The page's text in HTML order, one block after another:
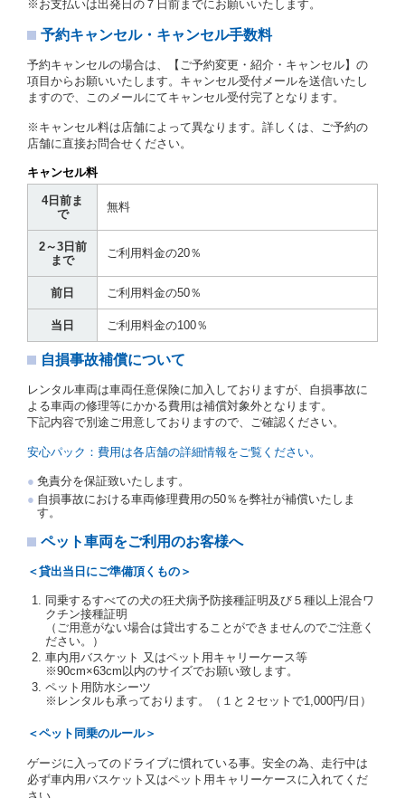
とします。
第３章／貸 渡 し
第７条（貸渡契約の締結）
借受人は第２条第１項に定める借受条件を明示し、当
貸渡契約を締結するものとします。ただし、貸し渡す
ことができるレンタカーがない場合又は借受人若しく
は運転者が第８条第１項若しくは第２項各号のいずれ
かに該当する場合を除きます。
貸渡契約を締結した場合、借受人は当社に第１0条第
１項に定める貸渡料金を支払うものとします。
運転者の義務と定められた事項を遵守するものとしま
す。
当社は、監督官庁の基本通達（注１）に基づき、貸渡
運転者の氏名、住所、運転免許の種類及び運転免許証
写しを添付するため、貸渡契約の締結にあたり、借受
人に対し、借受人の指定する運転者（以下「運転者」
といいます。）の運転免許証の提示を求めるほか、そ
の写しの提出を求めることがあります。この場合、借
受人は、自己が運転者であるときは自己の運転免許証
の運転免許証を提示するものとします。
交通局長通達「レンタカーに関する基本通達」（自
旅第138号 平成7年6月13日）の２．(10)及び(11)の
注２）運転免許証とは、道路交通法第９２条に規定
される運転免許証のうち、道路交通法施行規則第１
９条別記様式第１４の書式の運転免許証をいいま
す。
当社は、貸渡契約の締結にあたり、借受人及び運転者
に対し、運転免許証のほかに本人確認ができる書類の
提示を求め、及び提出された書類の写しをとることが
あります。
当社は、貸渡契約の締結にあたり、借受期間中に借受
人及び運転者と連絡するための携帯電話番号等の告知
を求めます。
レジットカード若しくは現金による支払いを求め、又
借受人は契約後の借受期間の延長はできないものとし
ます。
※お支払いは出発日の７日前までにお願いいたします。
予約キャンセル・キャンセル手数料
予約キャンセルの場合は、【ご予約変更・紹介・キャンセル】の
項目からお願いいたします。キャンセル受付メールを送信いたし
ますので、このメールにてキャンセル受付完了となります。
※キャンセル料は店舗によって異なります。詳しくは、ご予約の
店舗に直接お問合せください。
キャンセル料
4日前ま
で
無料
2～3日前
まで
ご利用料金の20％
前日 ご利用料金の50％
当日 ご利用料金の100％
自損事故補償について
レンタル車両は車両任意保険に加入しておりますが、自損事故に
よる車両の修理等にかかる費用は補償対象外となります。
下記内容で別途ご用意しておりますので、ご確認ください。
安心パック：費用は各店舗の詳細情報をご覧ください。
免責分を保証致いたします。
自損事故における車両修理費用の50％を弊社が補償いたしま
す。
ペット車両をご利用のお客様へ
＜貸出当日にご準備頂くもの＞
同乗するすべての犬の狂犬病予防接種証明及び５種以上混合ワ
クチン接種証明
（ご用意がない場合は貸出することができませんのでご注意く
ださい。）
車内用バスケット 又はペット用キャリーケース等
※90cm×63cm以内のサイズでお願い致します。
ペット用防水シーツ
※レンタルも承っております。（１と２セットで1,000円/日）
＜ペット同乗のルール＞
ゲージに入ってのドライブに慣れている事。安全の為、走行中は
必ず車内用バスケット又はペット用キャリーケースに入れてくだ